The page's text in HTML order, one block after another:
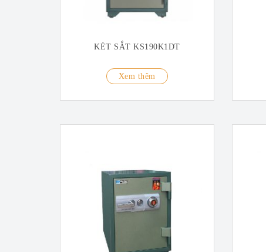
KÉT SẮT KS190K1DT
Xem thêm